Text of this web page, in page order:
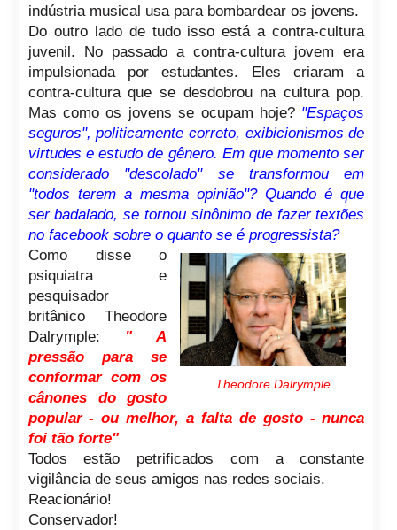
indústria musical usa para bombardear os jovens.
Do outro lado de tudo isso está a contra-cultura
juvenil. No passado a contra-cultura jovem era
impulsionada por estudantes. Eles criaram a
contra-cultura que se desdobrou na cultura pop.
Mas como os jovens se ocupam hoje? "Espaços
seguros", politicamente correto, exibicionismos de
virtudes e estudo de gênero. Em que momento ser
considerado "descolado" se transformou em
"todos terem a mesma opinião"? Quando é que
ser badalado, se tornou sinônimo de fazer textões
no facebook sobre o quanto se é progressista?
Theodore Dalrymple
Como disse o
psiquiatra e
pesquisador
britânico Theodore
Dalrymple: " A
pressão para se
conformar com os
cânones do gosto
popular - ou melhor, a falta de gosto - nunca
foi tão forte"
Todos estão petrificados com a constante
vigilância de seus amigos nas redes sociais.
Reacionário!
Conservador!